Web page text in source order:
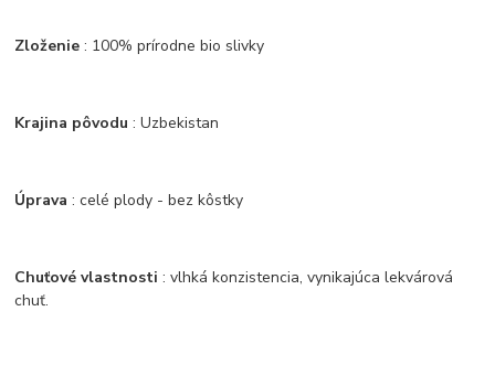
Zloženie : 100% prírodne bio slivky
Krajina pôvodu : Uzbekistan
Úprava : celé plody - bez kôstky
Chuťové vlastnosti : vlhká konzistencia, vynikajúca lekvárová
chuť.